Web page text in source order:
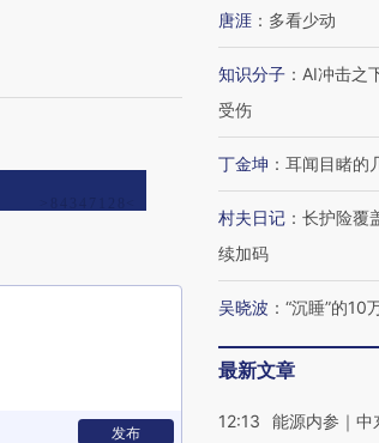
发布
唐涯 ： 多看少动
知识分子 ： AI冲击之
受伤
丁金坤 ： 耳闻目睹的
村夫日记 ： 长护险覆
续加码
吴晓波 ： “沉睡”的10
最新文章
12:13
能源内参｜中